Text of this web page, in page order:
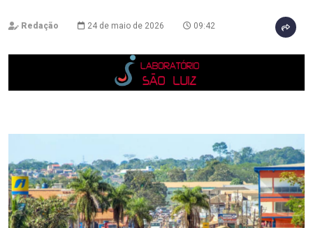
Redação 24 de maio de 2026 09:42